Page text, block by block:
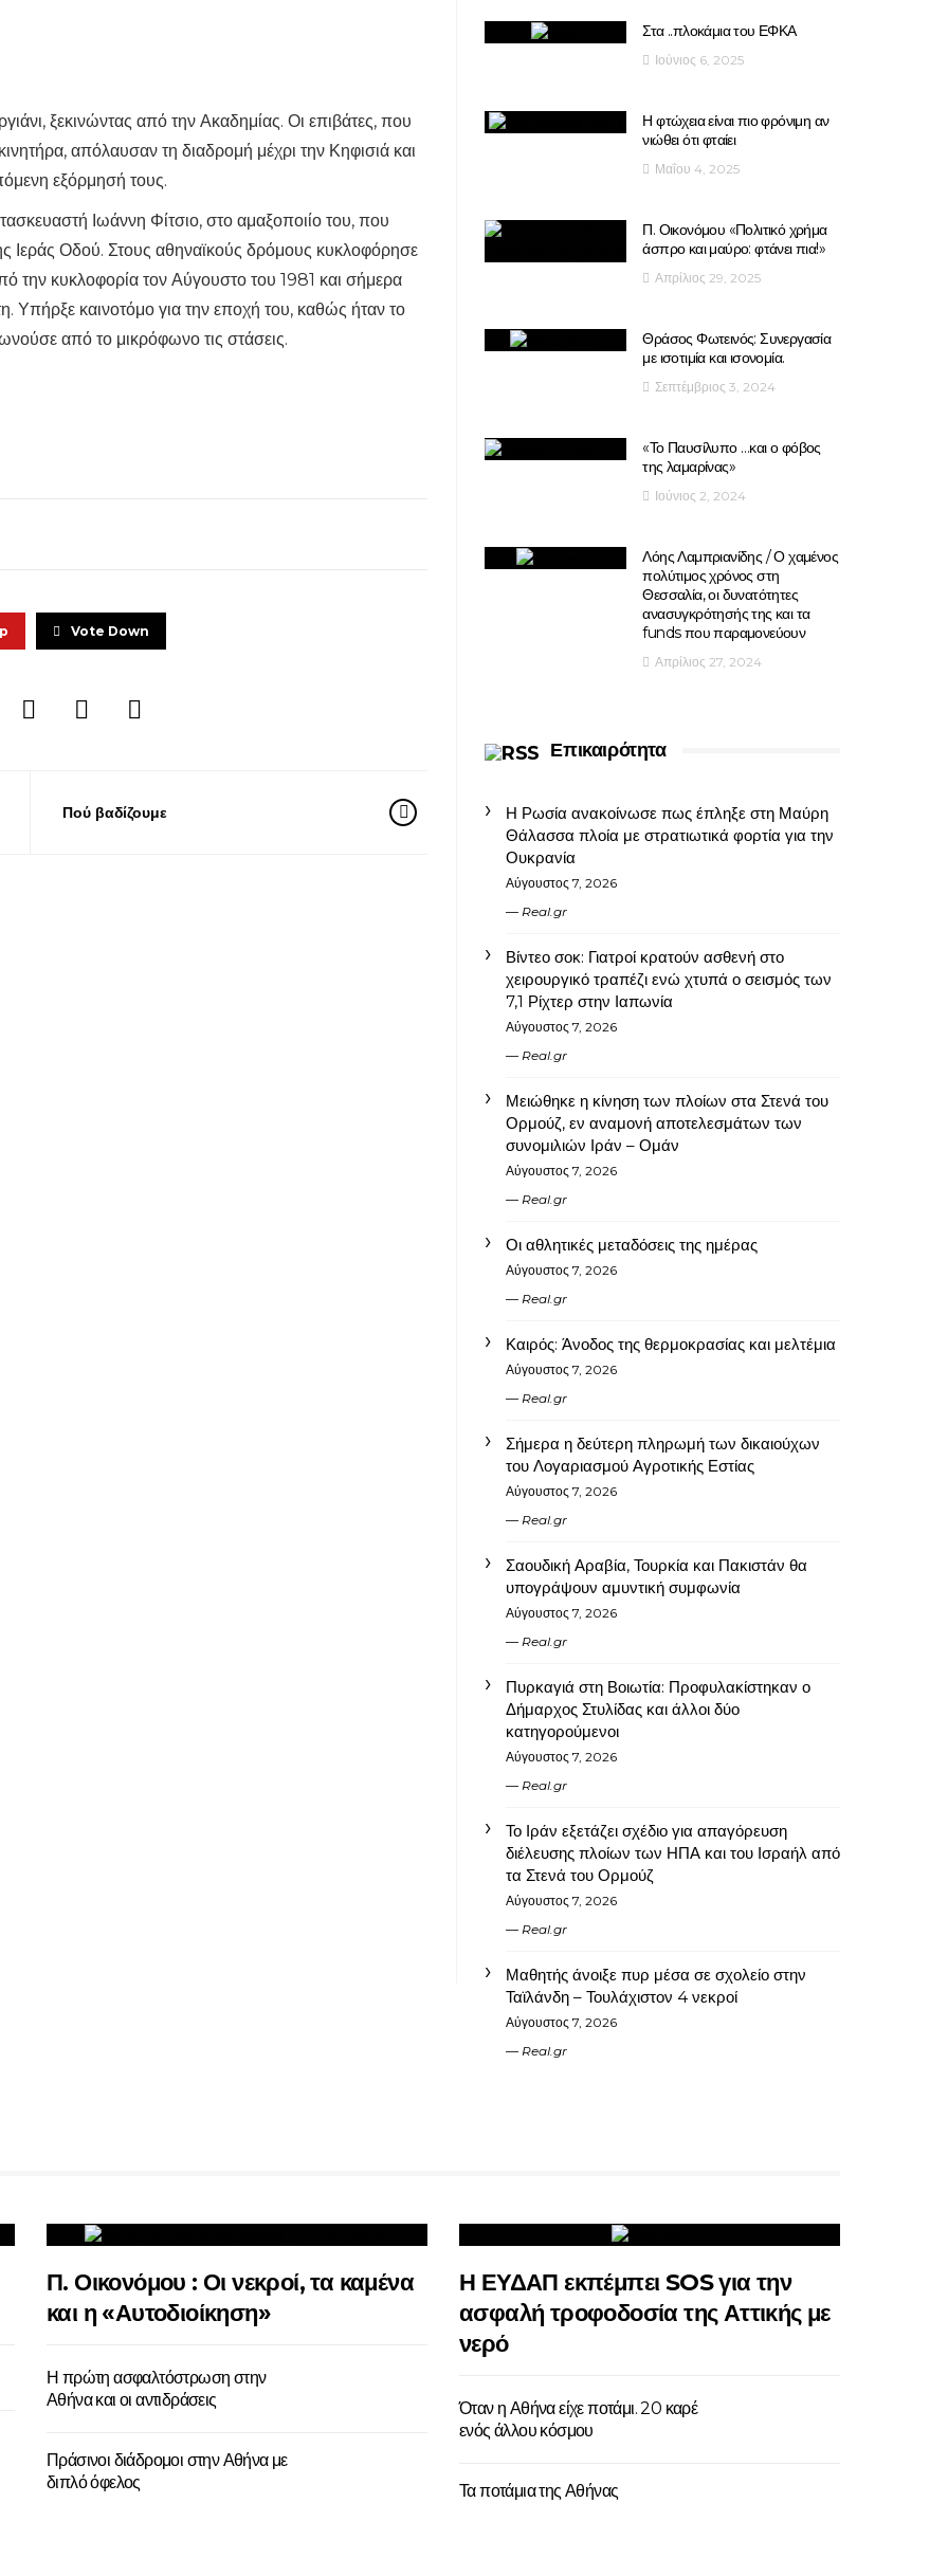
ξεκινώντας από την Ακαδημίας. Οι επιβάτες, που
απόλαυσαν τη διαδρομή μέχρι την Κηφισιά και
εξόρμησή τους.
Ιωάννη Φίτσιο, στο αμαξοποιίο του, που
Ιεράς Οδού. Στους αθηναϊκούς δρόμους κυκλοφόρησε
την κυκλοφορία τον Αύγουστο του 1981 και σήμερα
Υπήρξε καινοτόμο για την εποχή του, καθώς ήταν το
από το μικρόφωνο τις στάσεις.
Vote Down
Πού βαδίζουμε
Στα ..πλοκάμια του ΕΦΚΑ
Ιούνιος 6, 2025
Η φτώχεια είναι πιο φρόνιμη αν
νιώθει ότι φταίει
Μαΐου 4, 2025
Π. Οικονόμου «Πολιτικό χρήμα
άσπρο και μαύρο: φτάνει πια!»
Απρίλιος 29, 2025
Θράσος Φωτεινός: Συνεργασία
με ισοτιμία και ισονομία.
Σεπτέμβριος 3, 2024
«Το Παυσίλυπο …και ο φόβος
της λαμαρίνας»
Ιούνιος 2, 2024
Λόης Λαμπριανίδης / Ο χαμένος
πολύτιμος χρόνος στη
Θεσσαλία, οι δυνατότητες
ανασυγκρότησής της και τα
funds που παραμονεύουν
Απρίλιος 27, 2024
Επικαιρότητα
Η Ρωσία ανακοίνωσε πως έπληξε στη Μαύρη
Θάλασσα πλοία με στρατιωτικά φορτία για την
Ουκρανία
Αύγουστος 7, 2026
Real.gr
Βίντεο σοκ: Γιατροί κρατούν ασθενή στο
χειρουργικό τραπέζι ενώ χτυπά ο σεισμός των
7,1 Ρίχτερ στην Ιαπωνία
Αύγουστος 7, 2026
Real.gr
Μειώθηκε η κίνηση των πλοίων στα Στενά του
Ορμούζ, εν αναμονή αποτελεσμάτων των
συνομιλιών Ιράν – Ομάν
Αύγουστος 7, 2026
Real.gr
Οι αθλητικές μεταδόσεις της ημέρας
Αύγουστος 7, 2026
Real.gr
Καιρός: Άνοδος της θερμοκρασίας και μελτέμια
Αύγουστος 7, 2026
Real.gr
Σήμερα η δεύτερη πληρωμή των δικαιούχων
του Λογαριασμού Αγροτικής Εστίας
Αύγουστος 7, 2026
Real.gr
Σαουδική Αραβία, Τουρκία και Πακιστάν θα
υπογράψουν αμυντική συμφωνία
Αύγουστος 7, 2026
Real.gr
Πυρκαγιά στη Βοιωτία: Προφυλακίστηκαν ο
Δήμαρχος Στυλίδας και άλλοι δύο
κατηγορούμενοι
Αύγουστος 7, 2026
Real.gr
Το Ιράν εξετάζει σχέδιο για απαγόρευση
διέλευσης πλοίων των ΗΠΑ και του Ισραήλ από
τα Στενά του Ορμούζ
Αύγουστος 7, 2026
Real.gr
Μαθητής άνοιξε πυρ μέσα σε σχολείο στην
Ταϊλάνδη – Τουλάχιστον 4 νεκροί
Αύγουστος 7, 2026
Real.gr
Π. Οικονόμου : Οι νεκροί, τα καμένα
και η «Αυτοδιοίκηση»
Η πρώτη ασφαλτόστρωση στην
Αθήνα και οι αντιδράσεις
Πράσινοι διάδρομοι στην Αθήνα με
διπλό όφελος
Η ΕΥΔΑΠ εκπέμπει SOS για την
ασφαλή τροφοδοσία της Αττικής με
νερό
Όταν η Αθήνα είχε ποτάμι. 20 καρέ
ενός άλλου κόσμου
Τα ποτάμια της Αθήνας